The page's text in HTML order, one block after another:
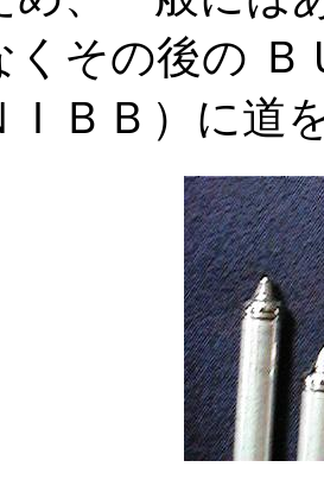
くその後の Ｂ
ＩＢＢ）に道